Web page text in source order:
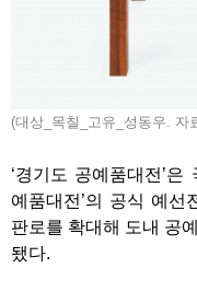
(대상_목칠_고유_성동우. 자
‘경기도 공예품대전’
예품대전’의 공식 예선
판로를 확대해 도내 공
됐다.